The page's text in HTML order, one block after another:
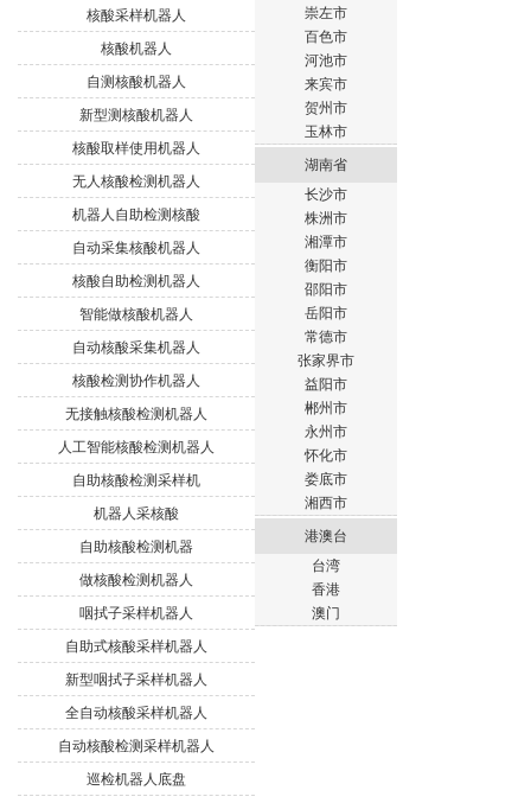
核酸采样机器人
核酸机器人
自测核酸机器人
新型测核酸机器人
核酸取样使用机器人
无人核酸检测机器人
机器人自助检测核酸
自动采集核酸机器人
核酸自助检测机器人
智能做核酸机器人
自动核酸采集机器人
核酸检测协作机器人
无接触核酸检测机器人
人工智能核酸检测机器人
自助核酸检测采样机
机器人采核酸
自助核酸检测机器
做核酸检测机器人
咽拭子采样机器人
自助式核酸采样机器人
新型咽拭子采样机器人
全自动核酸采样机器人
自动核酸检测采样机器人
巡检机器人底盘
崇左市
百色市
河池市
来宾市
贺州市
玉林市
湖南省
长沙市
株洲市
湘潭市
衡阳市
邵阳市
岳阳市
常德市
张家界市
益阳市
郴州市
永州市
怀化市
娄底市
湘西市
港澳台
台湾
香港
澳门